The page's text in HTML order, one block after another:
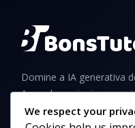
Domine a IA generativa
Aprenda a criar imagens
guias e dicas para
We respect your